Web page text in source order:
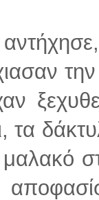
τα
μαλακό